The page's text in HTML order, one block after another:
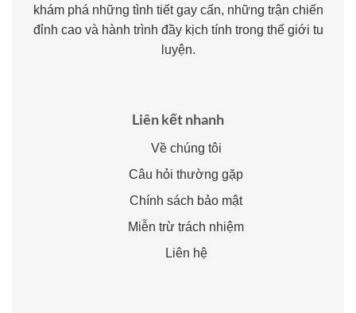
khám phá những tình tiết gay cấn, những trận chiến
đỉnh cao và hành trình đầy kịch tính trong thế giới tu
luyện.
Liên kết nhanh
Về chúng tôi
Câu hỏi thường gặp
Chính sách bảo mật
Miễn trừ trách nhiệm
Liên hệ